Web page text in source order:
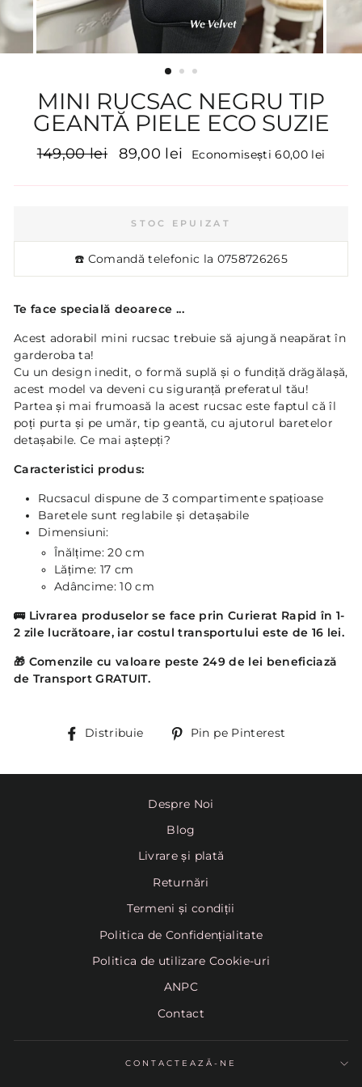
MINI RUCSAC NEGRU TIP
GEANTĂ PIELE ECO SUZIE
Preț
149,00 lei
Preț
89,00 lei Economisești 60,00 lei
STOC EPUIZAT
☎️ Comandă telefonic la 0758726265
Te face specială deoarece ...
Acest adorabil mini rucsac trebuie să ajungă neapărat în
garderoba ta!
Cu un design inedit, o formă suplă și o fundiță drăgălașă,
acest model va deveni cu siguranță preferatul tău!
Partea și mai frumoasă la acest rucsac este faptul că îl
poți purta și pe umăr, tip geantă, cu ajutorul baretelor
detașabile. Ce mai aștepți?
Caracteristici produs:
Rucsacul dispune de 3 compartimente spațioase
Baretele sunt reglabile și detașabile
Dimensiuni:
Înălțime: 20 cm
Lățime: 17 cm
Adâncime: 10 cm
🚌 Livrarea produselor se face prin Curierat Rapid în 1-
2 zile lucrătoare, iar costul transportului este de 16 lei.
🎁 Comenzile cu valoare peste 249 de lei beneficiază
de Transport GRATUIT.
Distribuie DistribuiePin pe Pinterest
Despre Noi
Blog
Livrare și plată
Returnări
Termeni și condiții
Politica de Confidențialitate
Politica de utilizare Cookie-uri
ANPC
Contact
CONTACTEAZĂ-NE